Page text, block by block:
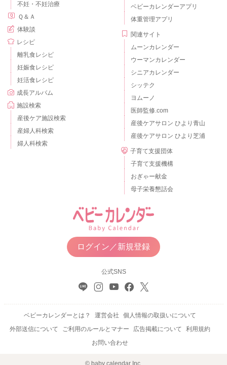
不妊・不妊治療
Ｑ＆Ａ
体験談
レシピ
離乳食レシピ
妊娠食レシピ
妊活食レシピ
成長アルバム
施設検索
産後ケア施設検索
産婦人科検索
婦人科検索
ベビーカレンダーアプリ
体重管理アプリ
関連サイト
ムーンカレンダー
ウーマンカレンダー
シニアカレンダー
シッテク
ヨムーノ
医師監修.com
産後ケアサロン ひより青山
産後ケアサロン ひより芝浦
子育て支援団体
子育て支援機構
おぎゃー献金
母子栄養懇話会
ログイン／新規登録
公式SNS
ベビーカレンダーとは？ 運営会社
個人情報の取扱いについて
外部送信について
ご利用のルールとマナー 広告掲載について
利用規約
お問い合わせ
© baby calendar Inc.